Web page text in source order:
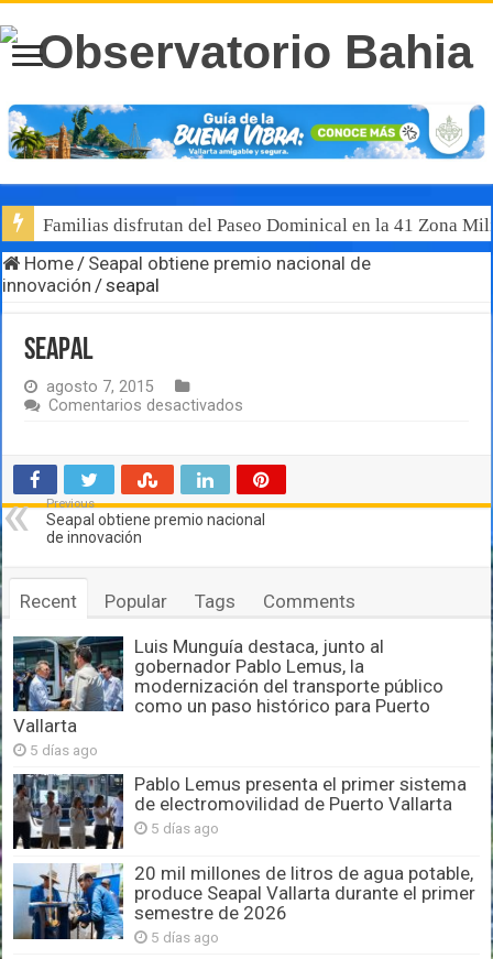
Familias disfrutan del Paseo Dominical en la 41 Zona
Home/ Seapal obtiene premio nacional de
innovación /seapal
seapal
agosto 7, 2015
Comentarios desactivados
Previous
Seapal obtiene premio nacional
de innovación
Recent Popular Tags Comments
Luis Munguía destaca, junto al
gobernador Pablo Lemus, la
modernización del transporte público
como un paso histórico para Puerto
Vallarta
5 días ago
Pablo Lemus presenta el primer sistema
de electromovilidad de Puerto Vallarta
5 días ago
20 mil millones de litros de agua potable,
produce Seapal Vallarta durante el primer
semestre de 2026
5 días ago